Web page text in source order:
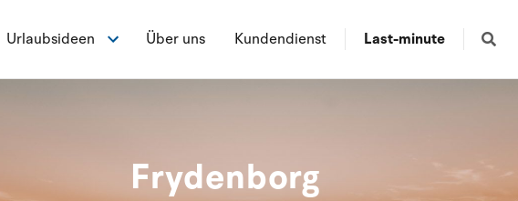
Urlaubsideen Über uns Kundendienst Last-minute
Frydenborg